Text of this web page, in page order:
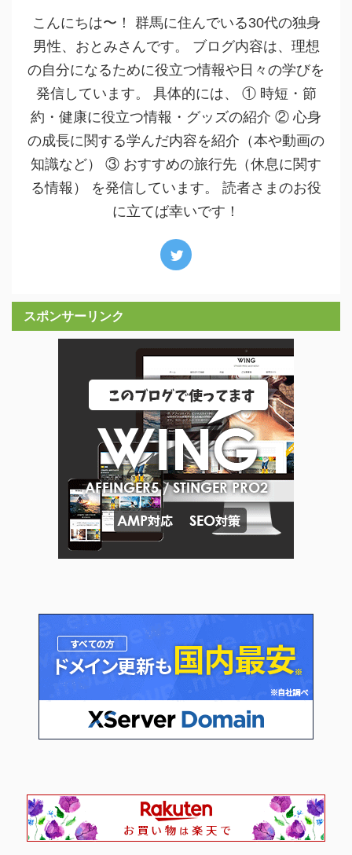
こんにちは〜！ 群馬に住んでいる30代の独身
男性、おとみさんです。 ブログ内容は、理想
の自分になるために役立つ情報や日々の学びを
発信しています。 具体的には、 ① 時短・節
約・健康に役立つ情報・グッズの紹介 ② 心身
の成長に関する学んだ内容を紹介（本や動画の
知識など） ③ おすすめの旅行先（休息に関す
る情報） を発信しています。 読者さまのお役
に立てば幸いです！
スポンサーリンク